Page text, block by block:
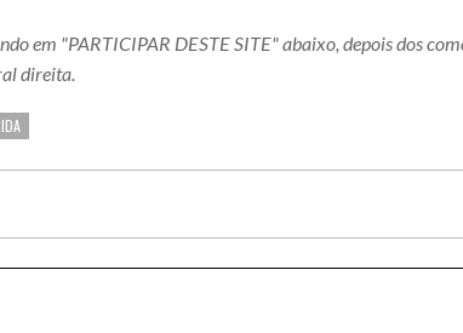
em "PARTICIPAR DESTE SITE" abaixo, depois dos
direita.